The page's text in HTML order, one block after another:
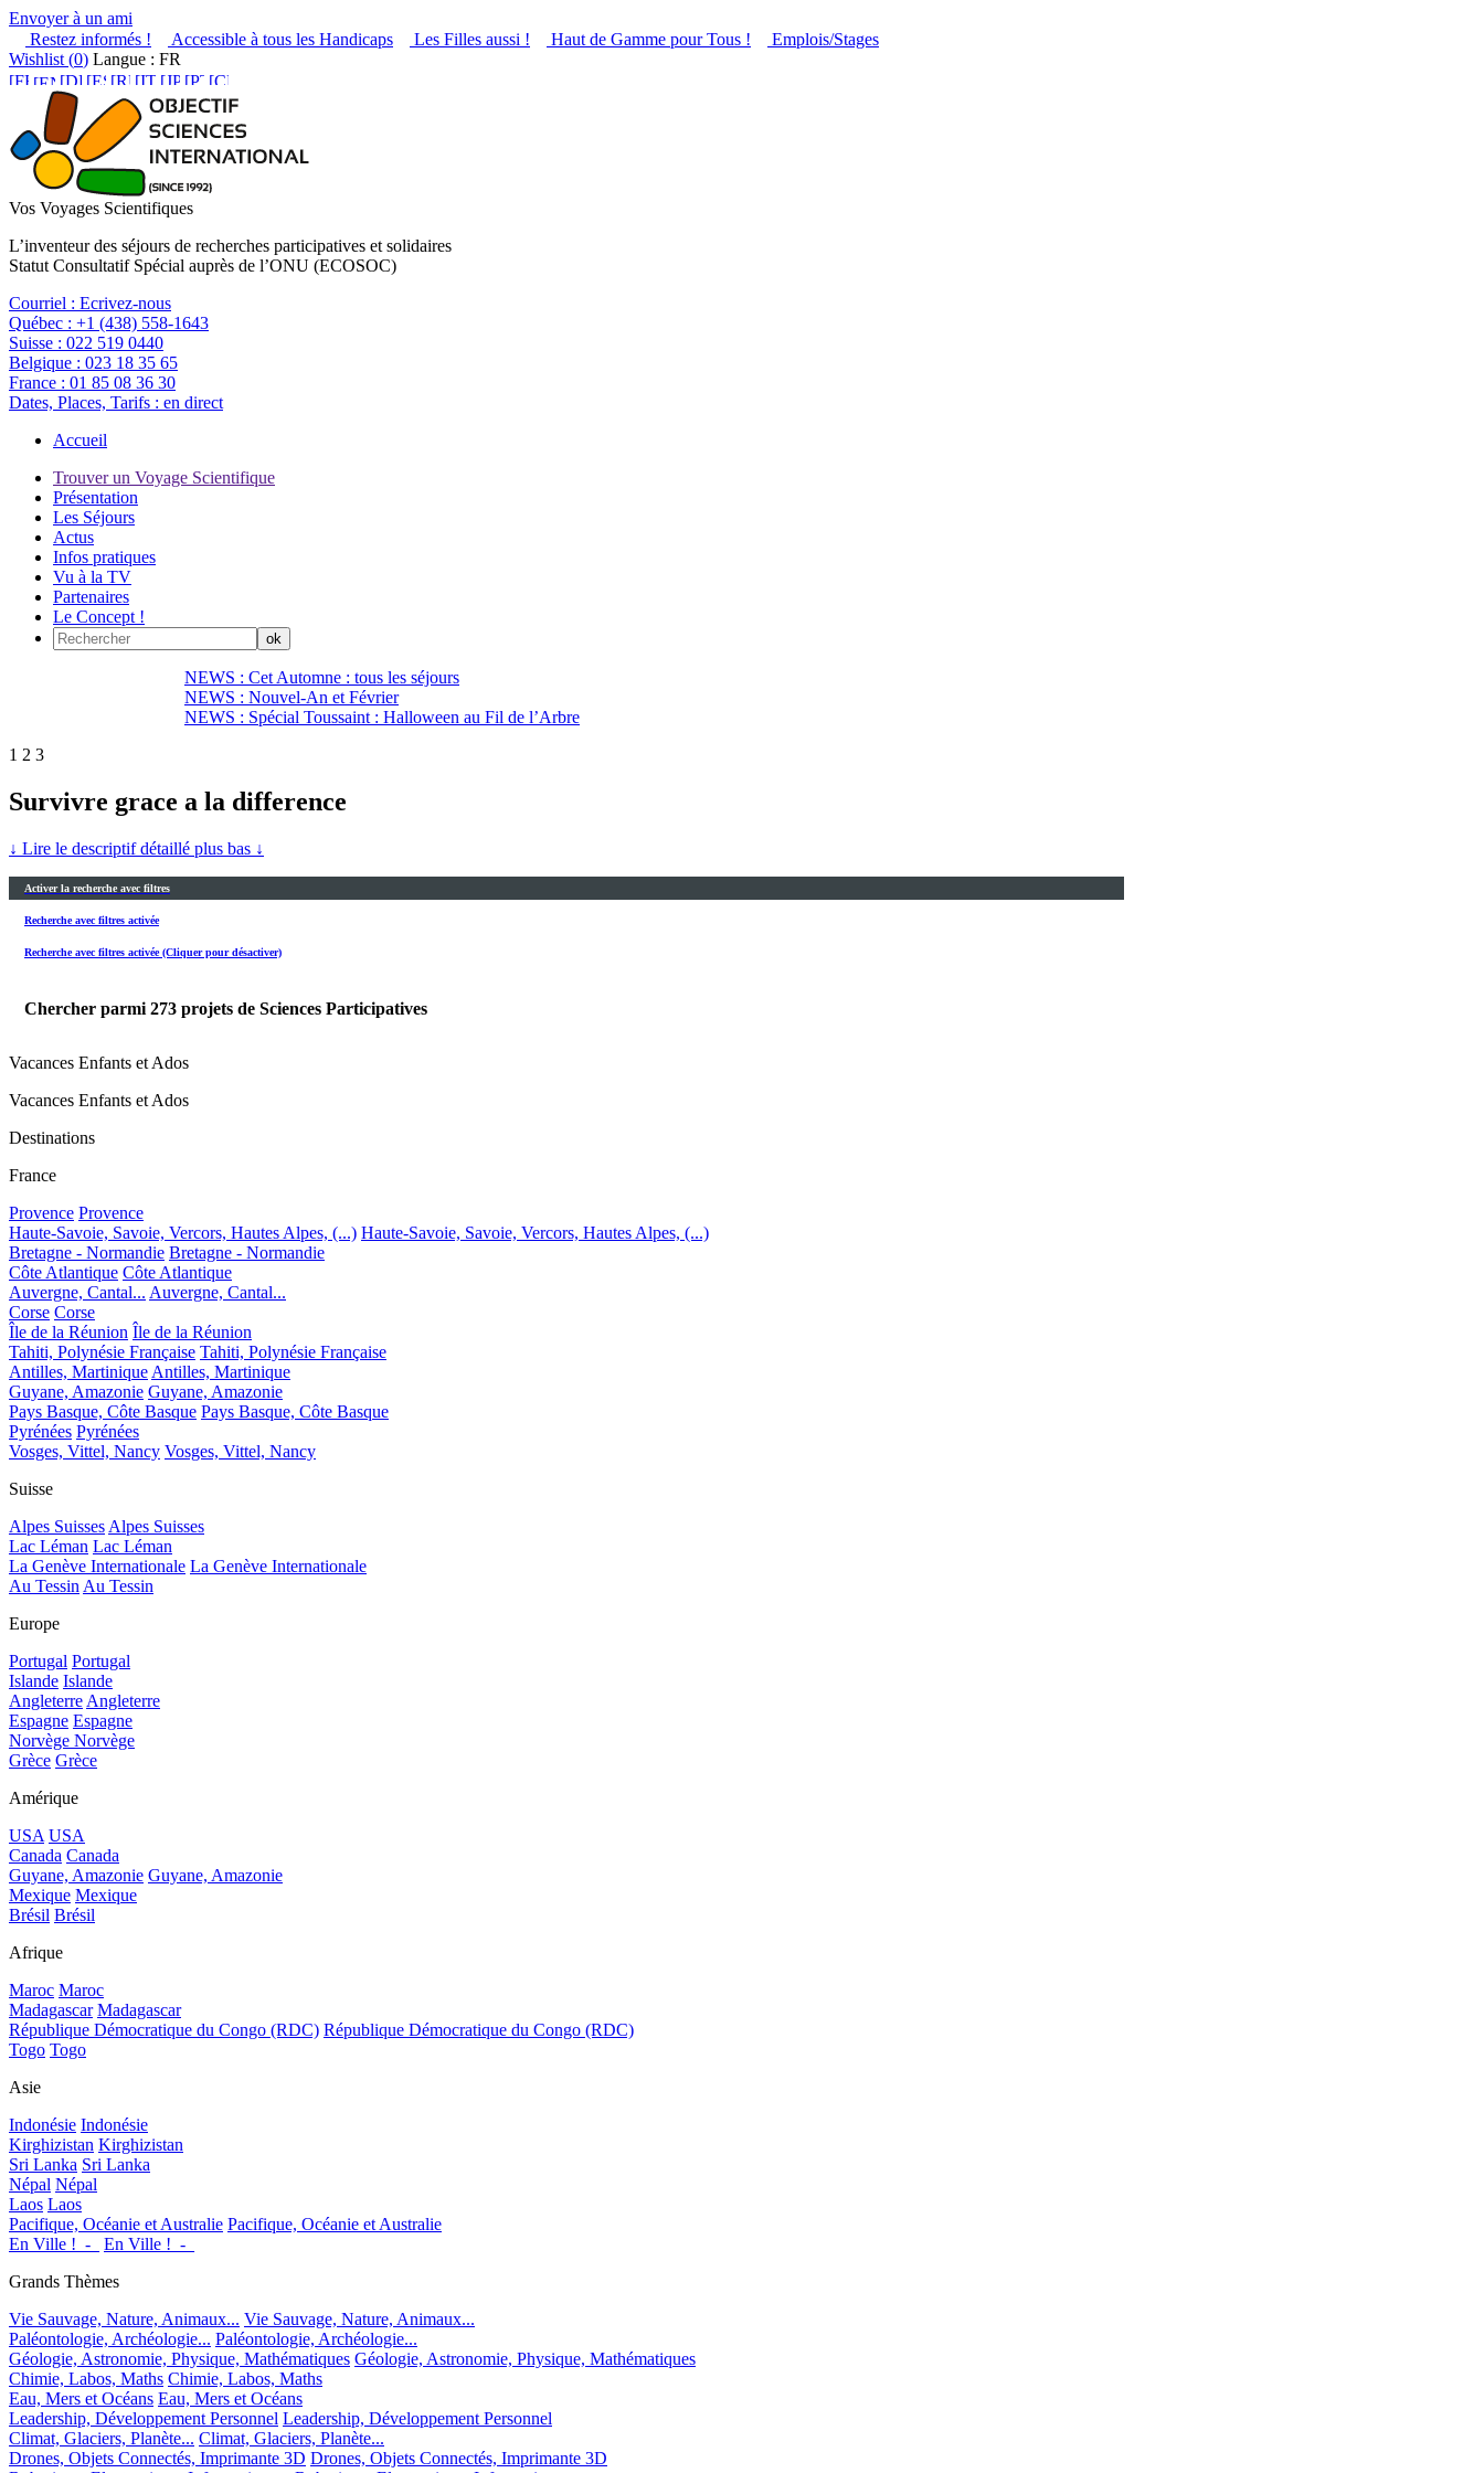
Envoyer à un ami
Restez informés !
Accessible à tous les Handicaps Les Filles aussi ! Haut de Gamme pour Tous !
Emplois/Stages
Wishlist (0) Langue : FR
Vos Voyages Scientifiques
L’inventeur des séjours de recherches participatives et solidaires
Statut Consultatif Spécial auprès de l’ONU (ECOSOC)
Courriel : Ecrivez-nous
Québec : +1 (438) 558-1643
Suisse : 022 519 0440
Belgique : 023 18 35 65
France : 01 85 08 36 30
Dates, Places, Tarifs : en direct
Accueil
Trouver un Voyage Scientifique
Présentation
Les Séjours
Actus
Infos pratiques
Vu à la TV
Partenaires
Le Concept !
NEWS : Cet Automne : tous les séjours
NEWS : Nouvel-An et Février
NEWS : Spécial Toussaint : Halloween au Fil de l’Arbre
1 2 3
Survivre grace a la difference
↓ Lire le descriptif détaillé plus bas ↓
Activer la recherche avec filtres
Recherche avec filtres activée
Recherche avec filtres activée (Cliquer pour désactiver)
Chercher parmi 273 projets de Sciences Participatives
Vacances Enfants et Ados
Vacances Enfants et Ados
Destinations
France
Provence Provence
Haute-Savoie, Savoie, Vercors, Hautes Alpes, (...) Haute-Savoie, Savoie, Vercors, Hautes Alpes, (...)
Bretagne - Normandie Bretagne - Normandie
Côte Atlantique Côte Atlantique
Auvergne, Cantal... Auvergne, Cantal...
Corse Corse
Île de la Réunion Île de la Réunion
Tahiti, Polynésie Française Tahiti, Polynésie Française
Antilles, Martinique Antilles, Martinique
Guyane, Amazonie Guyane, Amazonie
Pays Basque, Côte Basque Pays Basque, Côte Basque
Pyrénées Pyrénées
Vosges, Vittel, Nancy Vosges, Vittel, Nancy
Suisse
Alpes Suisses Alpes Suisses
Lac Léman Lac Léman
La Genève Internationale La Genève Internationale
Au Tessin Au Tessin
Europe
Portugal Portugal
Islande Islande
Angleterre Angleterre
Espagne Espagne
Norvège Norvège
Grèce Grèce
Amérique
USA USA
Canada Canada
Guyane, Amazonie Guyane, Amazonie
Mexique Mexique
Brésil Brésil
Afrique
Maroc Maroc
Madagascar Madagascar
République Démocratique du Congo (RDC) République Démocratique du Congo (RDC)
Togo Togo
Asie
Indonésie Indonésie
Kirghizistan Kirghizistan
Sri Lanka Sri Lanka
Népal Népal
Laos Laos
Pacifique, Océanie et Australie Pacifique, Océanie et Australie
En Ville !_-_
En Ville !_-_
Grands Thèmes
Vie Sauvage, Nature, Animaux... Vie Sauvage, Nature, Animaux...
Paléontologie, Archéologie... Paléontologie, Archéologie...
Géologie, Astronomie, Physique, Mathématiques Géologie, Astronomie, Physique, Mathématiques
Chimie, Labos, Maths Chimie, Labos, Maths
Eau, Mers et Océans Eau, Mers et Océans
Leadership, Développement Personnel Leadership, Développement Personnel
Climat, Glaciers, Planète... Climat, Glaciers, Planète...
Drones, Objets Connectés, Imprimante 3D Drones, Objets Connectés, Imprimante 3D